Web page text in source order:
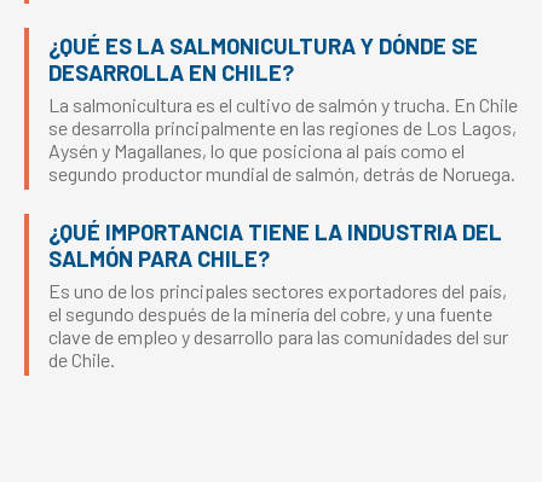
¿QUÉ ES LA SALMONICULTURA Y DÓNDE SE
DESARROLLA EN CHILE?
La salmonicultura es el cultivo de salmón y trucha. En Chile
se desarrolla principalmente en las regiones de Los Lagos,
Aysén y Magallanes, lo que posiciona al país como el
segundo productor mundial de salmón, detrás de Noruega.
¿QUÉ IMPORTANCIA TIENE LA INDUSTRIA DEL
SALMÓN PARA CHILE?
Es uno de los principales sectores exportadores del país,
el segundo después de la minería del cobre, y una fuente
clave de empleo y desarrollo para las comunidades del sur
de Chile.